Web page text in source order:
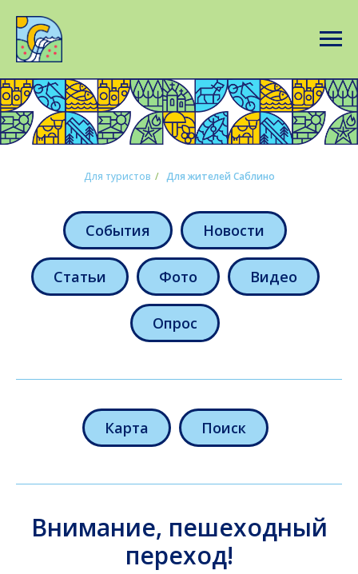
Для туристов / Для жителей Саблино
События Новости
Статьи Фото Видео
Опрос
Карта Поиск
Внимание, пешеходный
переход!